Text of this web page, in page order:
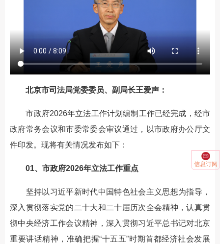
信息订阅
北京市司法局党委委员、副局长王爱声：
市政府2026年立法工作计划编制工作已经完成，经市
政府常务会议和市委常委会审议通过，以市政府办公厅文
件印发。现将有关情况发布如下：
01、市政府2026年立法工作重点
坚持以习近平新时代中国特色社会主义思想为指导，
深入贯彻落实党的二十大和二十届历次全会精神，认真贯
彻中央经济工作会议精神，深入贯彻习近平总书记对北京
重要讲话精神，准确把握“十五五”时期首都经济社会发展